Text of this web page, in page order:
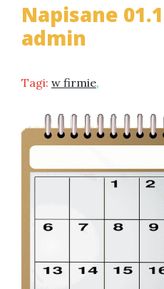
Napisane
admin
Tagi: w firmie,